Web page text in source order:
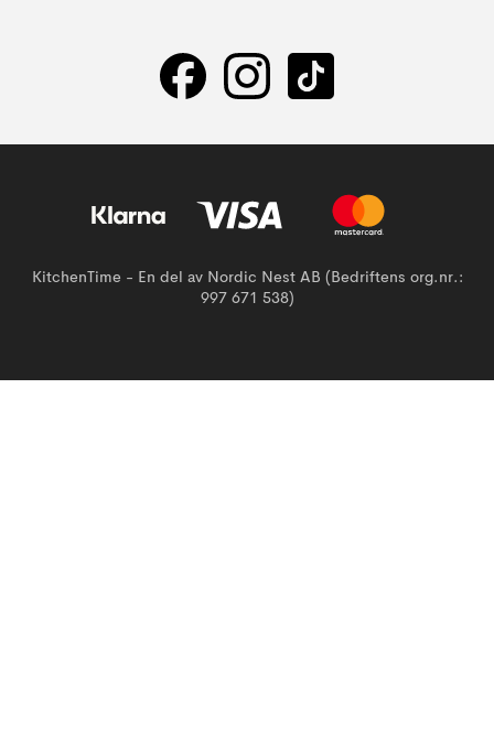
KitchenTime - En del av Nordic Nest AB (Bedriftens org.nr.:
997 671 538)